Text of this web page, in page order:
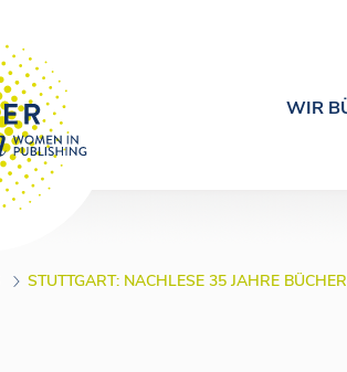
WIR
STUTTGART: NACHLESE 35 JAHRE